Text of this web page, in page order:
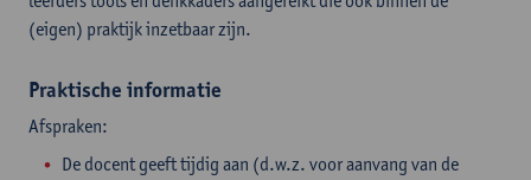
(eigen) praktijk inzetbaar zijn.
Praktische informatie
Afspraken:
De docent geeft tijdig aan (d.w.z. voor aanvang van de